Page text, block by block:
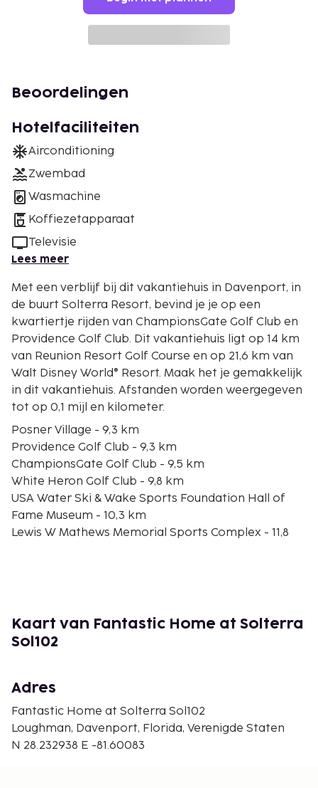
Beoordelingen
Hotelfaciliteiten
Airconditioning
Zwembad
Wasmachine
Koffiezetapparaat
Televisie
Lees meer
Met een verblijf bij dit vakantiehuis in Davenport, in
de buurt Solterra Resort, bevind je je op een
kwartiertje rijden van ChampionsGate Golf Club en
Providence Golf Club. Dit vakantiehuis ligt op 14 km
van Reunion Resort Golf Course en op 21,6 km van
Walt Disney World® Resort. Maak het je gemakkelijk
in dit vakantiehuis. Afstanden worden weergegeven
tot op 0,1 mijl en kilometer.
Posner Village - 9,3 km
Providence Golf Club - 9,3 km
ChampionsGate Golf Club - 9,5 km
White Heron Golf Club - 9,8 km
USA Water Ski & Wake Sports Foundation Hall of
Fame Museum - 10,3 km
Lewis W Mathews Memorial Sports Complex - 11,8
Celebration Dog Park - 15,3 km
Heart of Florida Regional Medical Center - 15,6 km
Green Meadows Petting Farm - 17 km
Mystic Dunes Golf Club - 17,3 km
De dichtstbijgelegen grootste luchthavens zijn:
Kissimmee, Florida (ISM-Kissimmee Gateway) - 27,2
Kaart van Fantastic Home at Solterra
Sol102
Adres
Fantastic Home at Solterra Sol102
Loughman, Davenport, Florida, Verenigde Staten
N 28.232938 E -81.60083